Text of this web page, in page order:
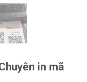
in mã